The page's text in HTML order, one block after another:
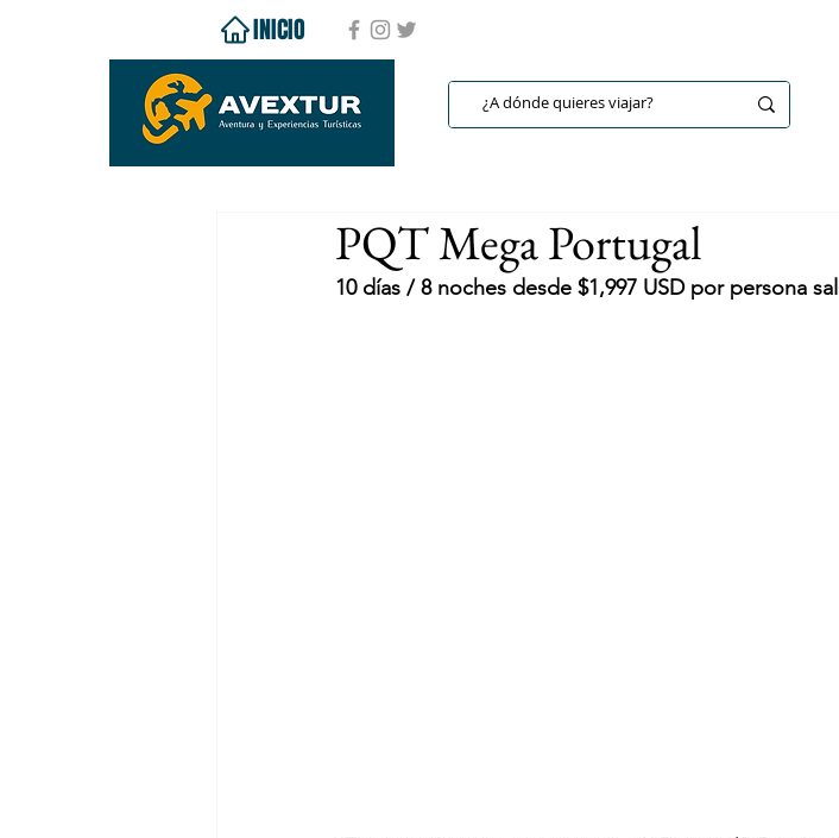
INICIO
PQT Mega Portugal
10 días / 8 noches desde $1,997 USD por persona